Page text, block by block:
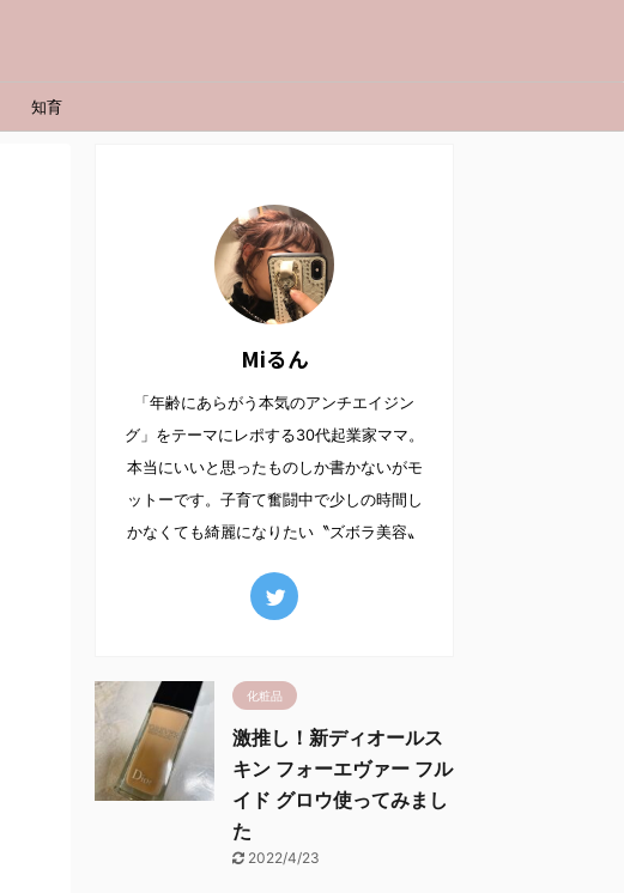
知育
Miるん
「年齢にあらがう本気のアンチエイジン
グ」をテーマにレポする30代起業家ママ。
本当にいいと思ったものしか書かないがモ
ットーです。子育て奮闘中で少しの時間し
かなくても綺麗になりたい〝ズボラ美容〟
化粧品
激推し！新ディオールス
キン フォーエヴァー フル
イド グロウ使ってみまし
た
2022/4/23